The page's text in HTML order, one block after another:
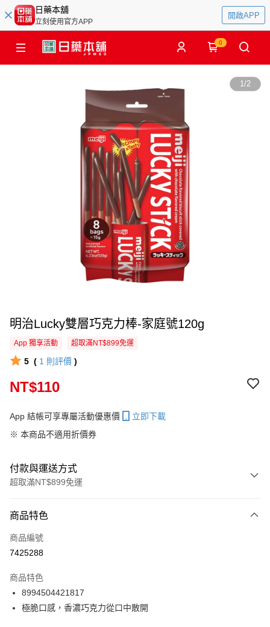
日藥本舖
立刻使用官方APP
開啟APP
0
1/2
明治Lucky雙層巧克力棒-家庭號120g
App 獨享活動 超取滿NT$899免運
5 ( 1 則評價 )
NT$110
App 結帳可享專屬活動優惠價
立即下載
※ 本商品不適用折價券
付款與運送方式
超取滿NT$899免運
信用卡一次付款
超商取貨付款
Apple Pay
街口支付
商品特色
商品編號
7425288
商品特色
8994504421817
極脆口感，香濃巧克力從口中散開